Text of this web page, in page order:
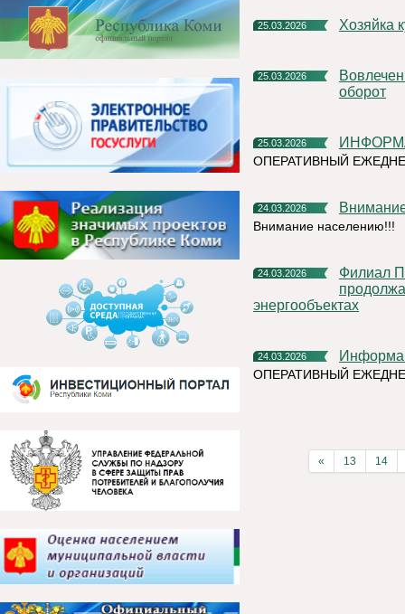
25.03.2026
25.03.2026
Вовлечение объектов недвижимости в экономический
оборот
25.03.2026
ОПЕРАТИВНЫЙ
24.03.2026
Внимание населению!!!
24.03.2026
Филиал ПАО «Россети Северо-Запад» в Республике Коми
энергообъектах
24.03.2026
ОПЕРАТИВНЫЙ
« 13 14